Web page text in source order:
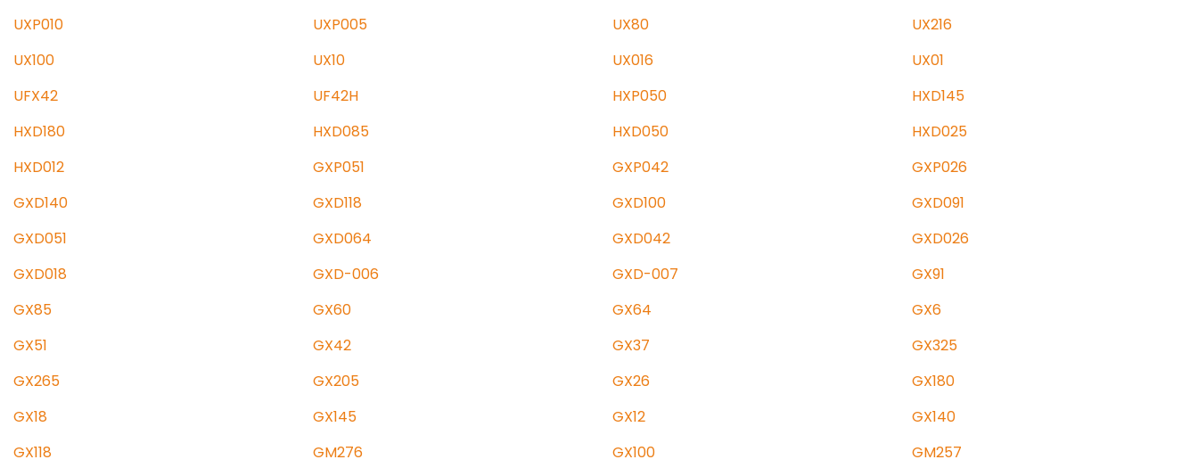
UXP010
UXP005 UX80
UX216
UX100
UX10 UX016
UX01
UFX42
UF42H HXP050
HXD145
HXD180
HXD085 HXD050
HXD025
HXD012
GXP051 GXP042
GXP026
GXD140
GXD118 GXD100
GXD091
GXD051
GXD064 GXD042
GXD026
GXD018
GXD-006 GXD-007
GX91
GX85
GX60 GX64
GX6
GX51
GX42 GX37
GX325
GX265
GX205 GX26
GX180
GX18
GX145 GX12
GX140
GX118
GM276 GX100
GM257